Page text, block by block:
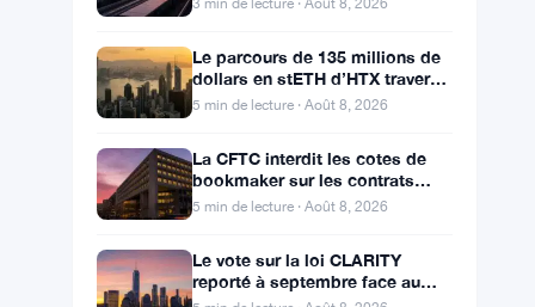
Genius Sports conclut des
Polymarket alors que le chiffre
d’affaires du T2 atteint
5 min de lecture · Août 8, 2026
Le lancement du mainnet Fuel
développeurs d’Ethereum
3 min de lecture · Août 8, 2026